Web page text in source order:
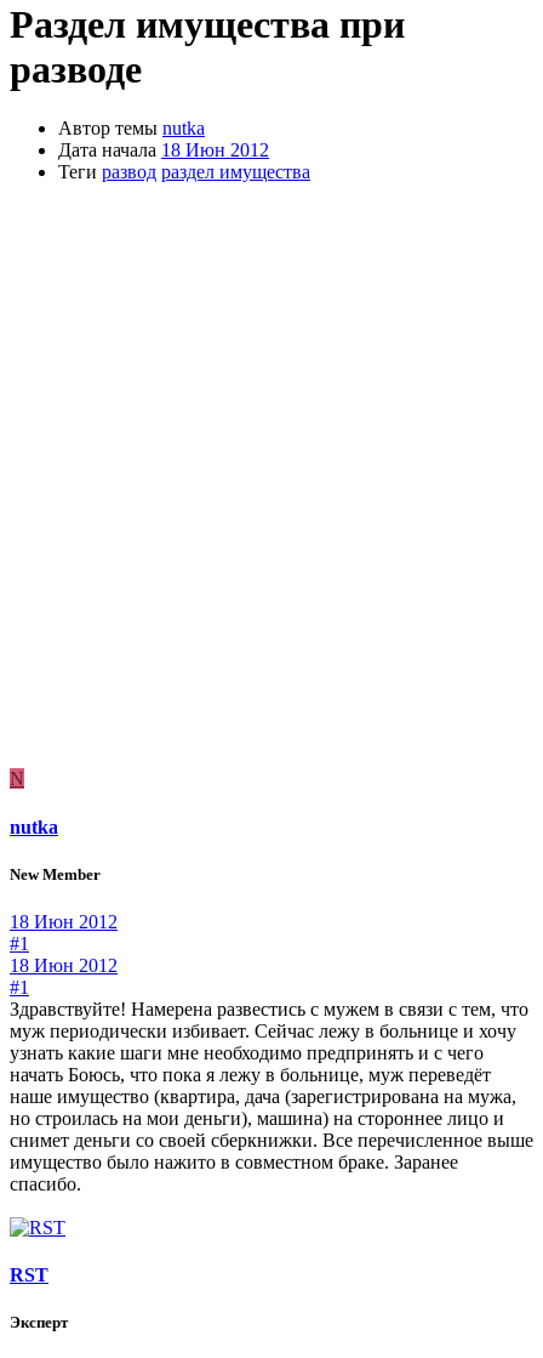
Раздел имущества при
разводе
Автор темы nutka
Дата начала 18 Июн 2012
Теги развод раздел имущества
N
nutka
New Member
18 Июн 2012
#1
18 Июн 2012
#1
Здравствуйте! Намерена развестись с мужем в связи с тем, что
муж периодически избивает. Сейчас лежу в больнице и хочу
узнать какие шаги мне необходимо предпринять и с чего
начать Боюсь, что пока я лежу в больнице, муж переведёт
наше имущество (квартира, дача (зарегистрирована на мужа,
но строилась на мои деньги), машина) на стороннее лицо и
снимет деньги со своей сберкнижки. Все перечисленное выше
имущество было нажито в совместном браке. Заранее
спасибо.
RST
Эксперт